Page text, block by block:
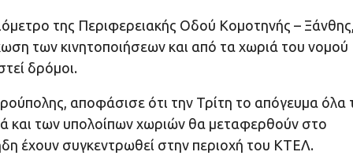
της Περιφερειακής Οδού Κομοτηνής –
των κινητοποιήσεων και από τα χωριά του νομού
δρόμοι.
αποφάσισε ότι την Τρίτη το απόγευμα όλα
και των υπολοίπων χωριών θα μεταφερθούν στο
έχουν συγκεντρωθεί στην περιοχή του ΚΤΕΛ.